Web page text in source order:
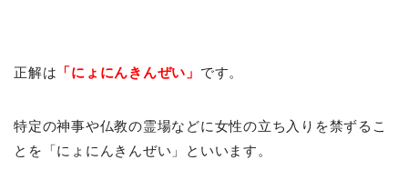
正解は 「にょにんきんぜい」 です。
特定の神事や仏教の霊場などに女性の立ち入りを禁ずるこ
とを「にょにんきんぜい」といいます。